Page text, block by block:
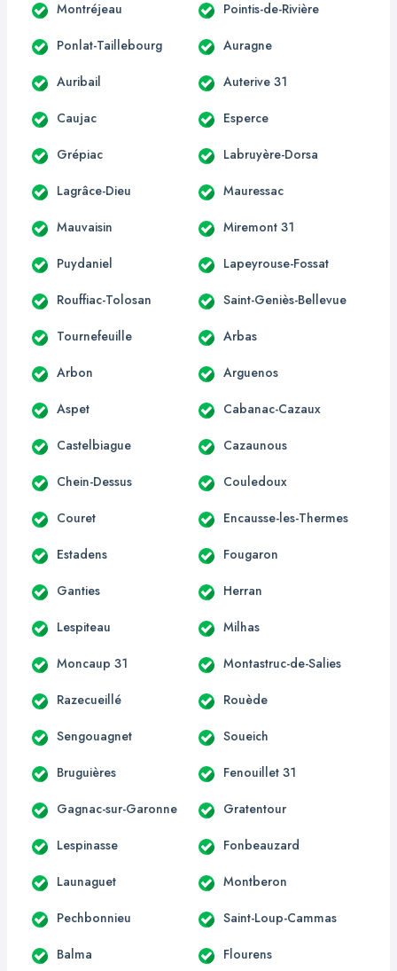
Montréjeau Pointis-de-Rivière
Ponlat-Taillebourg Auragne
Auribail Auterive 31
Caujac Esperce
Grépiac Labruyère-Dorsa
Lagrâce-Dieu Mauressac
Mauvaisin Miremont 31
Puydaniel Lapeyrouse-Fossat
Rouffiac-Tolosan Saint-Geniès-Bellevue
Tournefeuille Arbas
Arbon Arguenos
Aspet Cabanac-Cazaux
Castelbiague Cazaunous
Chein-Dessus Couledoux
Couret Encausse-les-Thermes
Estadens Fougaron
Ganties Herran
Lespiteau Milhas
Moncaup 31 Montastruc-de-Salies
Razecueillé Rouède
Sengouagnet Soueich
Bruguières Fenouillet 31
Gagnac-sur-Garonne Gratentour
Lespinasse Fonbeauzard
Launaguet Montberon
Pechbonnieu Saint-Loup-Cammas
Balma Flourens